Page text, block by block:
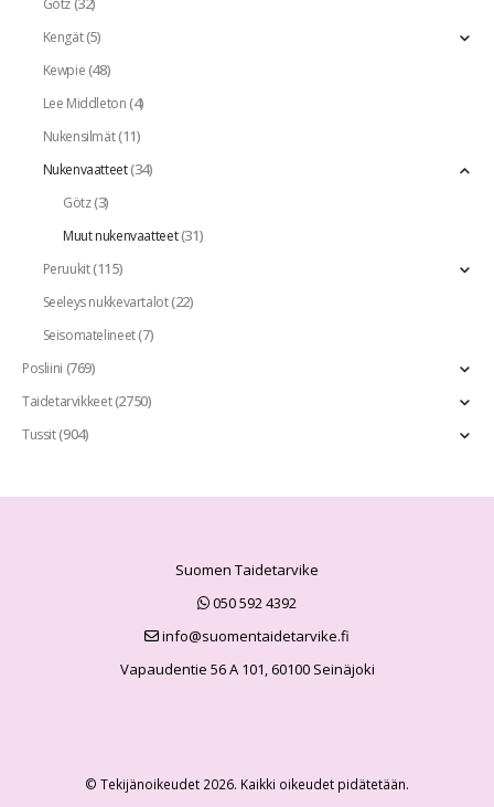
Kengät(5)
Kewpie(48)
Lee Middleton(4)
Nukensilmät(11)
Nukenvaatteet(34)
Götz(3)
Muut nukenvaatteet(31)
Peruukit(115)
Seeleys nukkevartalot(22)
Seisomatelineet(7)
Posliini (769)
Taidetarvikkeet(2750)
Tussit(904)
Suomen Taidetarvike
050 592 4392
info@suomentaidetarvike.fi
Vapaudentie 56 A 101, 60100 Seinäjoki
© Tekijänoikeudet 2026. Kaikki oikeudet pidätetään.